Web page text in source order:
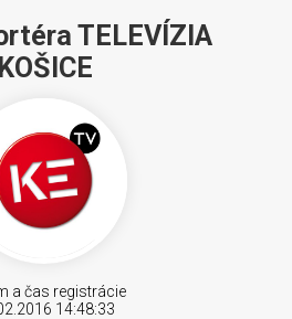
TELEVÍZIA
KOŠICE
a čas registrácie
14:48:33